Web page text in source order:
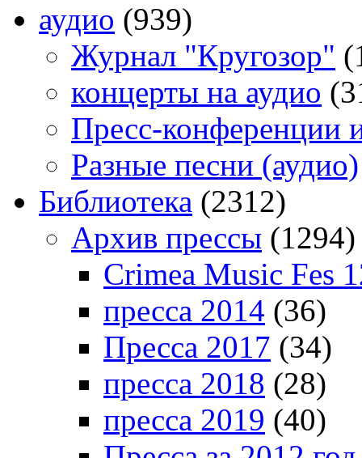
аудио (939)
Журнал "Кругозор"
концерты на аудио
Пресс-конференции
Разные песни (аудио)
Библиотека (2312)
Архив прессы (1294)
Crimea Music Fes
пресса 2014 (36)
Пресса 2017 (34)
пресса 2018 (28)
пресса 2019 (40)